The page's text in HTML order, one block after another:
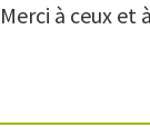
Merci à ceux